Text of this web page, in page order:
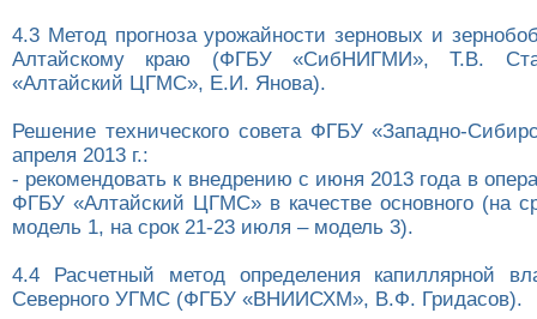
4.3 Метод прогноза урожайности зерновых и
Алтайскому краю (ФГБУ «СибНИГМИ», Т.В.
«Алтайский ЦГМС», Е.И. Янова).
Решение технического совета ФГБУ «Западно-
апреля 2013 г.:
- рекомендовать к внедрению с июня 2013 года в
ФГБУ «Алтайский ЦГМС» в качестве основного (на
модель 1, на срок 21-23 июля – модель 3).
4.4 Расчетный метод определения капиллярной
Северного УГМС (ФГБУ «ВНИИСХМ», В.Ф. Гридасов).